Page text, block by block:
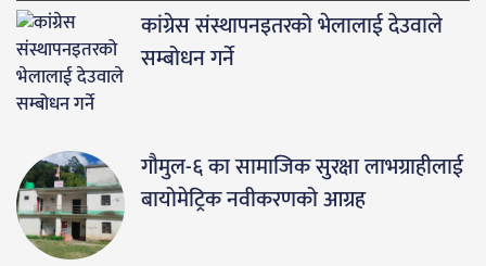
कांग्रेस संस्थापनइतरको भेलालाई देउवाले
सम्बोधन गर्ने
गौमुल-६ का सामाजिक सुरक्षा लाभग्राहीलाई
बायोमेट्रिक नवीकरणको आग्रह